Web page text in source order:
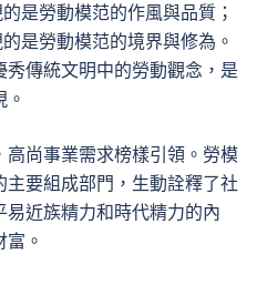
是勞動模范的作風與品質；
是勞動模范的境界與修為。
傳統文明中的勞動觀念，是
尚事業需求榜樣引領。勞模
要組成部門，生動詮釋了社
近族精力和時代精力的內
。